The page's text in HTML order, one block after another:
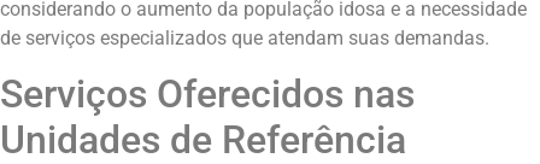
considerando o aumento da população idosa e a necessidade
de serviços especializados que atendam suas demandas.
Serviços Oferecidos nas
Unidades de Referência